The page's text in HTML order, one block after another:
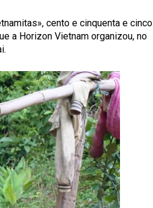
cento e cinquenta e cinco
a Horizon Vietnam organizou, no